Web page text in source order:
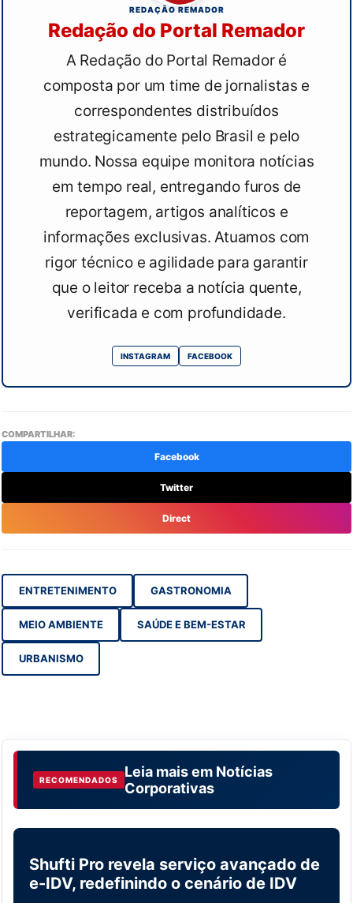
REDAÇÃO REMADOR
Redação do Portal Remador
A Redação do Portal Remador é
composta por um time de jornalistas e
correspondentes distribuídos
estrategicamente pelo Brasil e pelo
mundo. Nossa equipe monitora notícias
em tempo real, entregando furos de
reportagem, artigos analíticos e
informações exclusivas. Atuamos com
rigor técnico e agilidade para garantir
que o leitor receba a notícia quente,
verificada e com profundidade.
INSTAGRAM FACEBOOK
COMPARTILHAR:
Facebook
Twitter
Direct
ENTRETENIMENTO GASTRONOMIA
MEIO AMBIENTE SAÚDE E BEM-ESTAR
URBANISMO
RECOMENDADOS Leia mais em Notícias
Corporativas
NOTÍCIAS CORPORATIVAS
Shufti Pro revela serviço avançado de
e-IDV, redefinindo o cenário de IDV